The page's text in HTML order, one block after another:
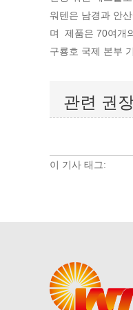
워텐은 남경과 안
며 제품은 70여개
구룡호 국제 본부
관련 권
이 기사 태그: